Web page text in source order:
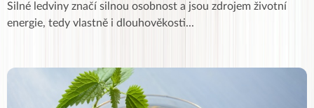
Silné ledviny značí silnou osobnost a jsou zdrojem životní
energie, tedy vlastně i dlouhověkosti...